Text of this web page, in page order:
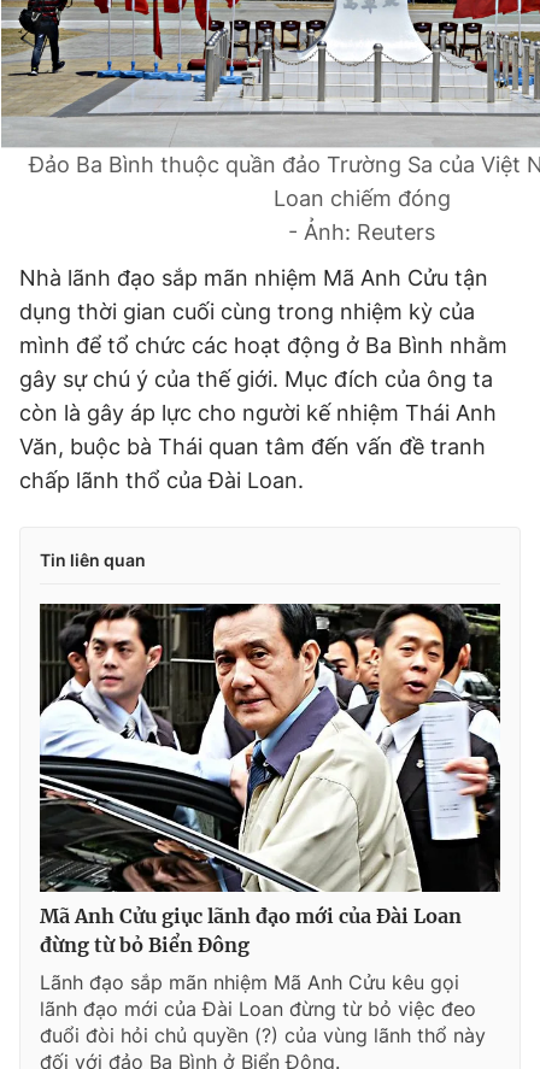
Đảo Ba Bình thuộc quần đảo Trường Sa của Việt
Loan chiếm đóng
- Ảnh: Reuters
Nhà lãnh đạo sắp mãn nhiệm Mã Anh Cửu tận
dụng thời gian cuối cùng trong nhiệm kỳ của
mình để tổ chức các hoạt động ở Ba Bình nhằm
gây sự chú ý của thế giới. Mục đích của ông ta
còn là gây áp lực cho người kế nhiệm Thái Anh
Văn, buộc bà Thái quan tâm đến vấn đề tranh
chấp lãnh thổ của Đài Loan.
Tin liên quan
Mã Anh Cửu giục lãnh đạo mới của Đài Loan
đừng từ bỏ Biển Đông
Lãnh đạo sắp mãn nhiệm Mã Anh Cửu kêu gọi
lãnh đạo mới của Đài Loan đừng từ bỏ việc đeo
đuổi đòi hỏi chủ quyền (?) của vùng lãnh thổ này
đối với đảo Ba Bình ở Biển Đông.